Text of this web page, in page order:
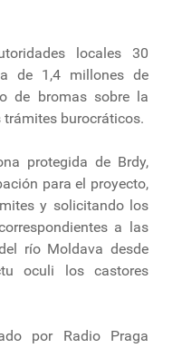
locales 30
de 1,4 millones de
de bromas sobre la
burocráticos.
protegida de Brdy,
para el proyecto,
y solicitando los
a las
río Moldava desde
oculi los castores
por Radio Praga